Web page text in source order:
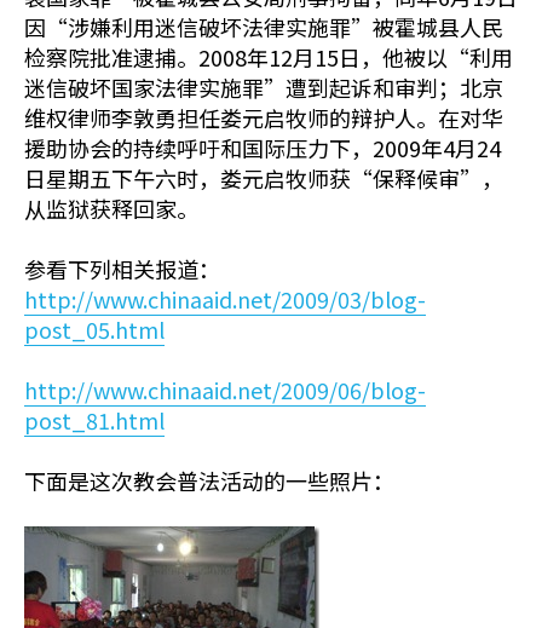
因“涉嫌利用迷信破坏法律实施罪”被霍城县人民
检察院批准逮捕。2008年12月15日，他被以“利用
迷信破坏国家法律实施罪”遭到起诉和审判；北京
维权律师李敦勇担任娄元启牧师的辩护人。在对华
援助协会的持续呼吁和国际压力下，2009年4月24
日星期五下午六时，娄元启牧师获“保释候审”，
从监狱获释回家。
参看下列相关报道：
http://www.chinaaid.net/2009/03/blog-
post_05.html
http://www.chinaaid.net/2009/06/blog-
post_81.html
下面是这次教会普法活动的一些照片：